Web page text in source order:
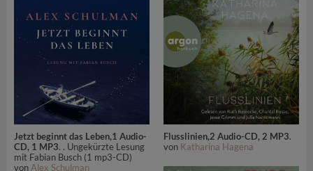
Jetzt beginnt das Leben,1 Audio-
CD, 1 MP3. . Ungekürzte Lesung
mit Fabian Busch (1 mp3-CD)
von Alex Schulman
Flusslinien,2 Audio-CD, 2 MP3.
von Katharina Hagena